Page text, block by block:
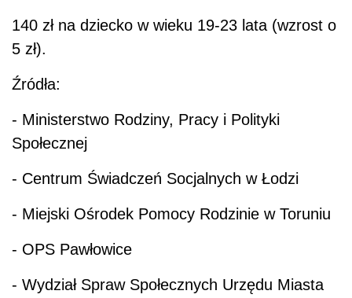
140 zł na dziecko w wieku 19-23 lata (wzrost o
5 zł).
Źródła:
- Ministerstwo Rodziny, Pracy i Polityki
Społecznej
- Centrum Świadczeń Socjalnych w Łodzi
- Miejski Ośrodek Pomocy Rodzinie w Toruniu
- OPS Pawłowice
- Wydział Spraw Społecznych Urzędu Miasta